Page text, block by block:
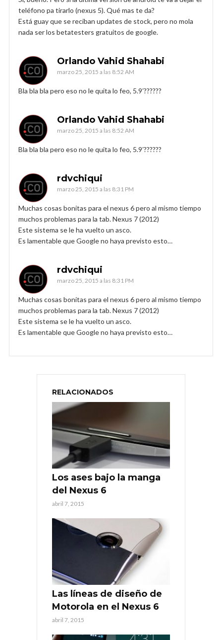
teléfono pa tirarlo (nexus 5). Qué mas te da?
Está guay que se reciban updates de stock, pero no mola
nada ser los betatesters gratuitos de google.
Orlando Vahid Shahabi
marzo 25, 2015 a las 8:52 AM
Bla bla bla pero eso no le quita lo feo, 5.9′??????
Orlando Vahid Shahabi
marzo 25, 2015 a las 8:52 AM
Bla bla bla pero eso no le quita lo feo, 5.9′??????
rdvchiqui
marzo 25, 2015 a las 8:31 PM
Muchas cosas bonitas para el nexus 6 pero al mismo tiempo
muchos problemas para la tab. Nexus 7 (2012)
Este sistema se le ha vuelto un asco.
Es lamentable que Google no haya previsto esto…
rdvchiqui
marzo 25, 2015 a las 8:31 PM
Muchas cosas bonitas para el nexus 6 pero al mismo tiempo
muchos problemas para la tab. Nexus 7 (2012)
Este sistema se le ha vuelto un asco.
Es lamentable que Google no haya previsto esto…
RELACIONADOS
Los ases bajo la manga
del Nexus 6
abril 7, 2015
Las líneas de diseño de
Motorola en el Nexus 6
abril 7, 2015